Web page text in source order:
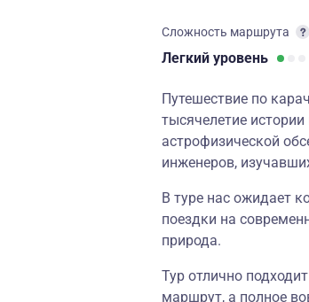
Сложность маршрута
Легкий уровень
Путешествие по
тысячелетие
астрофизической
инженеров,
В туре нас ожидает
поездки на
природа.
Тур отлично
маршрут, а полное